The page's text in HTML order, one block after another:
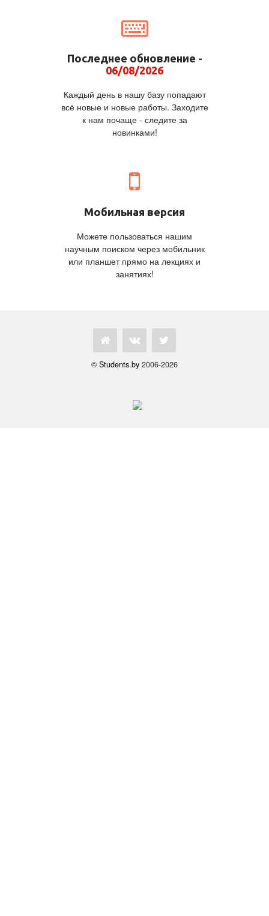
Последнее обновление -
06/08/2026
Каждый день в нашу базу попадают
всё новые и новые работы. Заходите
к нам почаще - следите за
новинками!
Мобильная версия
Можете пользоваться нашим
научным поиском через мобильник
или планшет прямо на лекциях и
занятиях!
© Students.by 2006-2026